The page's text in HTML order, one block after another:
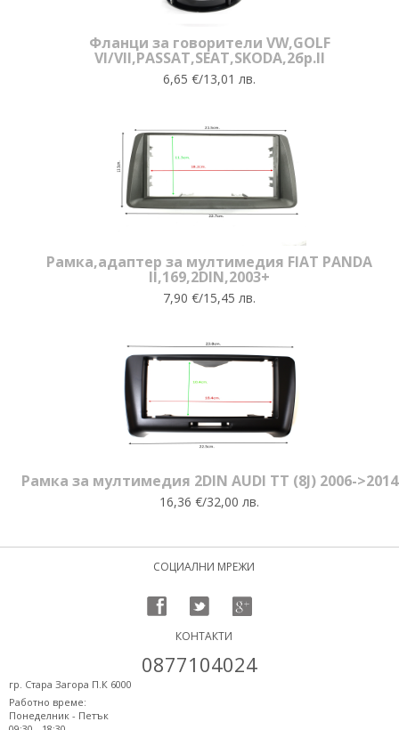
Фланци за говорители VW,GOLF
VI/VII,PASSAT,SEAT,SKODA,2бр.II
6,65 €/13,01 лв.
Рамка,адаптер за мултимедия FIAT PANDA
II,169,2DIN,2003+
7,90 €/15,45 лв.
Рамка за мултимедия 2DIN AUDI TT (8J) 2006->2014
16,36 €/32,00 лв.
СОЦИАЛНИ МРЕЖИ
КОНТАКТИ
0877104024
гр. Стара Загора П.К 6000
Работно време:
Понеделник - Петък